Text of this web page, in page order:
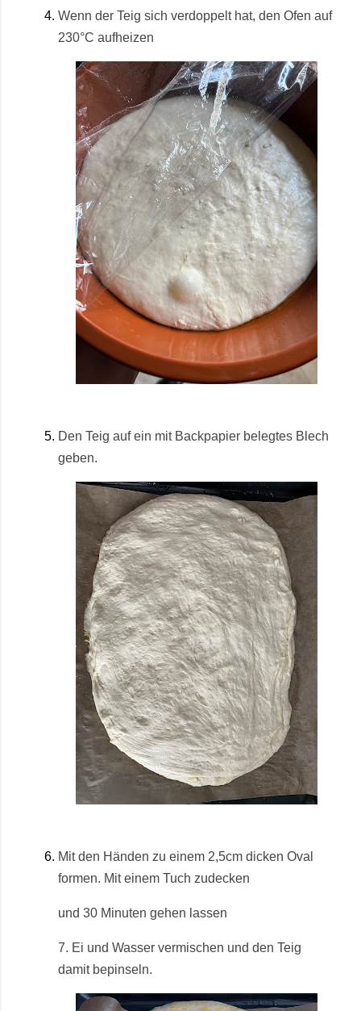
Wenn der Teig sich verdoppelt hat, den Ofen auf
230°C aufheizen
Den Teig auf ein mit Backpapier belegtes Blech
geben.
Mit den Händen zu einem 2,5cm dicken Oval
formen. Mit einem Tuch zudecken
und 30 Minuten gehen lassen
7. Ei und Wasser vermischen und den Teig
damit bepinseln.